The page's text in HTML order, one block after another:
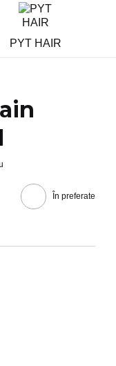
PYT HAIR
În preferate